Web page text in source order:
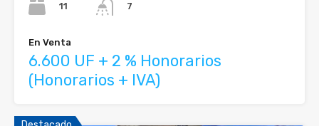
11
7
En Venta
6.600 UF + 2 % Honorarios
(Honorarios + IVA)